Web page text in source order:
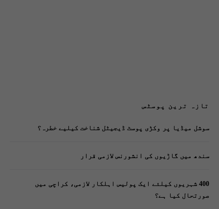
تازہ ترین پوسٹس
سوشل میڈیا پر وکڑی پوسٹ ڈیجیٹل شناخت کیلیے خطرہ؟
سندھ میں گاڑیوں کی انشورنس لازمی قرار
400 شہریوں کیلئے ایک پولیس اہلکار لازمی، کراچی میں
صورتحال کیا ہے؟